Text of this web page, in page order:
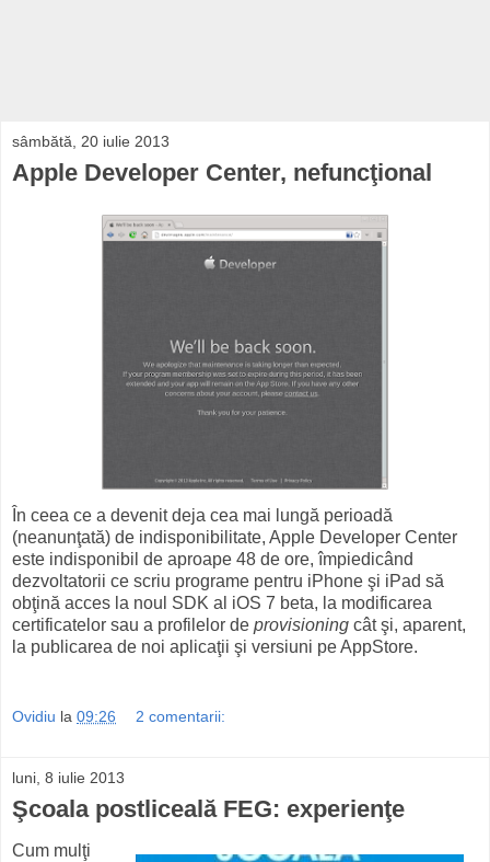
sâmbătă, 20 iulie 2013
Apple Developer Center, nefuncţional
În ceea ce a devenit deja cea mai lungă perioadă
(neanunţată) de indisponibilitate, Apple Developer Center
este indisponibil de aproape 48 de ore, împiedicând
dezvoltatorii ce scriu programe pentru iPhone şi iPad să
obţină acces la noul SDK al iOS 7 beta, la modificarea
certificatelor sau a profilelor de provisioning cât şi, aparent,
la publicarea de noi aplicaţii şi versiuni pe AppStore.
Ovidiu la 09:26 2 comentarii:
luni, 8 iulie 2013
Şcoala postliceală FEG: experienţe
Cum mulţi